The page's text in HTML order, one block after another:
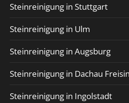
Steinreinigung in Stuttgart
Steinreinigung in Ulm
Steinreinigung in Augsburg
Steinreinigung in Dachau
Steinreinigung in Ingolstadt